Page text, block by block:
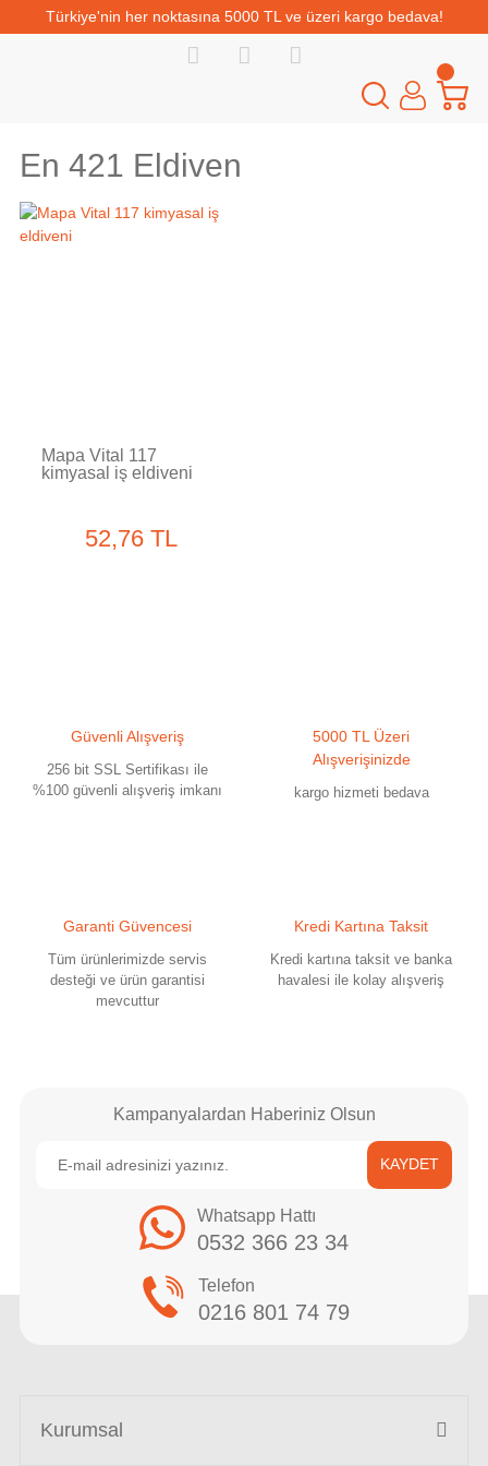
Türkiye'nin her noktasına 5000 TL ve üzeri kargo bedava!
En 421 Eldiven
Mapa Vital 117
kimyasal iş eldiveni
52,76 TL
Güvenli Alışveriş
256 bit SSL Sertifikası ile
%100 güvenli alışveriş imkanı
5000 TL Üzeri
Alışverişinizde
kargo hizmeti bedava
Garanti Güvencesi
Tüm ürünlerimizde servis
desteği ve ürün garantisi
mevcuttur
Kredi Kartına Taksit
Kredi kartına taksit ve banka
havalesi ile kolay alışveriş
Kampanyalardan Haberiniz Olsun
KAYDET
Whatsapp Hattı
0532 366 23 34
Telefon
0216 801 74 79
Kurumsal